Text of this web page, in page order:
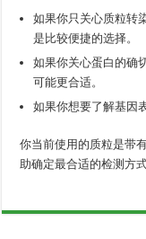
如果你只关心质粒转
是比较便捷的选择。
如果你关心蛋白的确
可能更合适。
如果你想要了解基因
你当前使用的质粒是带
助确定最合适的检测方式